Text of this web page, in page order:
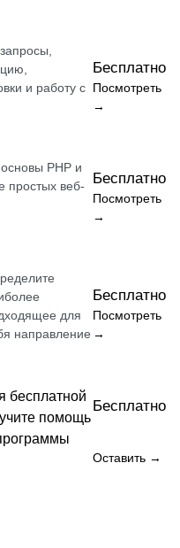
и работу с
Бесплатно
Посмотреть
→
PHP и
простых веб-
Бесплатно
Посмотреть
→
для
направление
Бесплатно
Посмотреть
→
бесплатной
помощь
Бесплатно
Оставить →